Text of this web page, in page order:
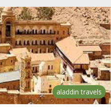
aladdin travels